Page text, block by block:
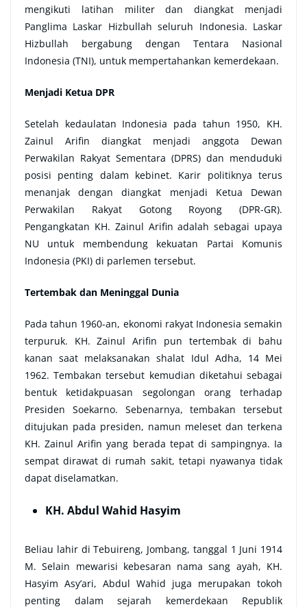
mengikuti latihan militer dan diangkat menjadi
Panglima Laskar Hizbullah seluruh Indonesia. Laskar
Hizbullah bergabung dengan Tentara Nasional
Indonesia (TNI), untuk mempertahankan kemerdekaan.
Menjadi Ketua DPR
Setelah kedaulatan Indonesia pada tahun 1950, KH.
Zainul Arifin diangkat menjadi anggota Dewan
Perwakilan Rakyat Sementara (DPRS) dan menduduki
posisi penting dalam kebinet. Karir politiknya terus
menanjak dengan diangkat menjadi Ketua Dewan
Perwakilan Rakyat Gotong Royong (DPR-GR).
Pengangkatan KH. Zainul Arifin adalah sebagai upaya
NU untuk membendung kekuatan Partai Komunis
Indonesia (PKI) di parlemen tersebut.
Tertembak dan Meninggal Dunia
Pada tahun 1960-an, ekonomi rakyat Indonesia semakin
terpuruk. KH. Zainul Arifin pun tertembak di bahu
kanan saat melaksanakan shalat Idul Adha, 14 Mei
1962. Tembakan tersebut kemudian diketahui sebagai
bentuk ketidakpuasan segolongan orang terhadap
Presiden Soekarno. Sebenarnya, tembakan tersebut
ditujukan pada presiden, namun meleset dan terkena
KH. Zainul Arifin yang berada tepat di sampingnya. Ia
sempat dirawat di rumah sakit, tetapi nyawanya tidak
dapat diselamatkan.
KH. Abdul Wahid Hasyim
Beliau lahir di Tebuireng, Jombang, tanggal 1 Juni 1914
M. Selain mewarisi kebesaran nama sang ayah, KH.
Hasyim Asy’ari, Abdul Wahid juga merupakan tokoh
penting dalam sejarah kemerdekaan Republik